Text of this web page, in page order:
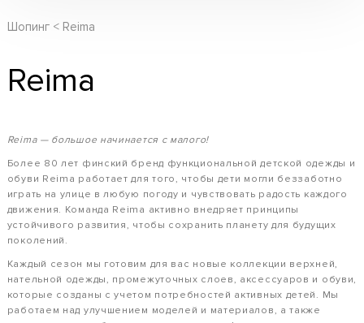
Шопинг Reima
Reima
Reima — большое начинается с малого!
Более 80 лет финский бренд функциональной детской одежды и
обуви Reima работает для того, чтобы дети могли беззаботно
играть на улице в любую погоду и чувствовать радость каждого
движения. Команда Reima активно внедряет принципы
устойчивого развития, чтобы сохранить планету для будущих
поколений.
Каждый сезон мы готовим для вас новые коллекции верхней,
нательной одежды, промежуточных слоев, аксессуаров и обуви,
которые созданы с учетом потребностей активных детей. Мы
работаем над улучшением моделей и материалов, а также